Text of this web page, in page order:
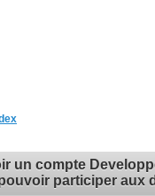
un compte
participer aux